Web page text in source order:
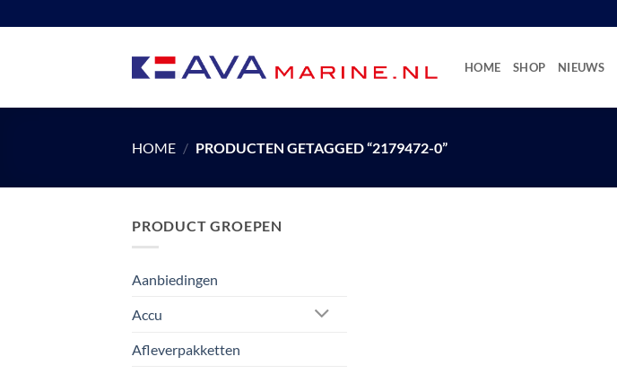
naar
HOME SHOP NIEUWS
HOME / PRODUCTEN GETAGGED “2179472-0”
PRODUCT GROEPEN
Aanbiedingen
Accu
Afleverpakketten